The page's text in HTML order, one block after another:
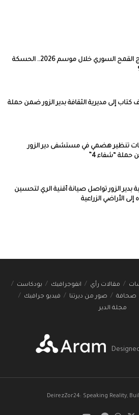
قفزة في إنتاج القمح السوري خلال موسم 2026.. الحسكة
4 آلاف كتاب إلى مديرية الثقافة بدير الزور ضمن حملة
7 عمليات تنظير هضمي في مستشفى دير الزور
“شفاء 4”
بدير الزور تواصل صيانة أقنية الري لتحسين
الأراضي الزراعية
مقالات رأي انفوجرافيك
بودكاست
صحافة صور من ديرتنا
فيديو جرافيك
مجلة الدير
DeirezZor24: Speaking Reality,